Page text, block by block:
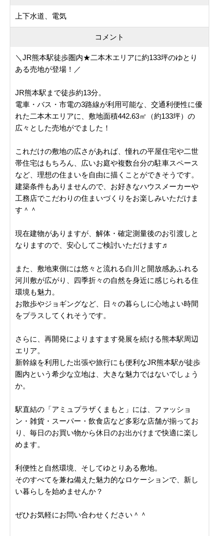
上下水道、電気
コメント
＼JR熊本駅徒歩圏内★二本木エリアに約133坪のゆとり
ある売地が登場！／
JR熊本駅まで徒歩約13分。
電車・バス・市電の3路線が利用可能な、交通利便性に優
れた二本木エリアに、敷地面積442.63㎡（約133坪）の
広々とした売地がでました！
これだけの敷地の広さがあれば、憧れの平屋住宅や二世
帯住宅はもちろん、広いお庭や複数台分の駐車スペース
など、理想の住まいを自由に描くことができそうです。
建築条件もありませんので、お好きなハウスメーカーや
工務店でこだわりの住まいづくりをお楽しみいただけま
す＾＾
現在建物がありますが、解体・確定測量後のお引渡しと
なりますので、安心してご検討いただけます♬
また、敷地東側には悠々と流れる白川と開放感あふれる
河川敷が広がり、四季折々の自然を身近に感じられる住
環境も魅力。
お散歩やジョギングなど、日々の暮らしに心地よい時間
をプラスしてくれそうです。
さらに、再開発によりますます発展を続ける熊本駅周辺
エリア。
新幹線を利用した出張や旅行にも便利なJR熊本駅が徒歩
圏内という希少な立地は、大きな魅力ではないでしょう
か。
駅直結の「アミュプラザくまもと」には、ファッショ
ン・雑貨・スーパー・飲食店など多彩な店舗が揃ってお
り、毎日のお買い物から休日のお出かけまで快適に楽し
めます。
利便性と自然環境、そしてゆとりある敷地。
そのすべてを兼ね備えた魅力的なロケーションで、新し
い暮らしを始めませんか？
ぜひお気軽にお問い合わせください＾＾